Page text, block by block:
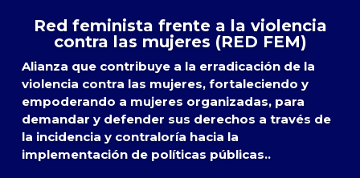
Red feminista frente a la violencia
contra las mujeres (RED FEM)
Alianza que contribuye a la erradicación de la
violencia contra las mujeres, fortaleciendo y
empoderando a mujeres organizadas, para
demandar y defender sus derechos a través de
la incidencia y contraloría hacia la
implementación de políticas públicas..